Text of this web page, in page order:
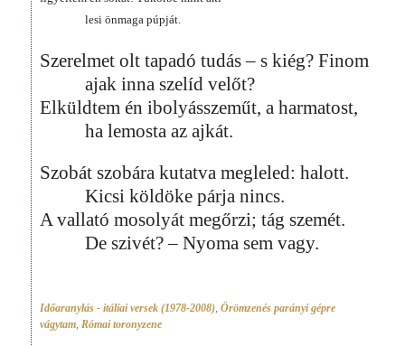
lesi önmaga púpját.
Szerelmet olt tapadó tudás – s kiég? Finom
ajak inna szelíd velőt?
Elküldtem én ibolyásszeműt, a harmatost,
ha lemosta az ajkát.
Szobát szobára kutatva megleled: halott.
Kicsi köldöke párja nincs.
A vallató mosolyát megőrzi; tág szemét.
De szivét? – Nyoma sem vagy.
Időaranylás - itáliai versek (1978-2008), Örömzenés parányi gépre
vágytam, Római toronyzene